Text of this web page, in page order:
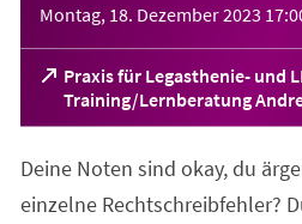
Montag, 18. Dezember 2023
Praxis für Legasthenie- und
Training/Lernberatung
(Öffnet
in
neuen
Tab)
Deine Noten sind okay, du
einzelne Rechtschreibfehler?